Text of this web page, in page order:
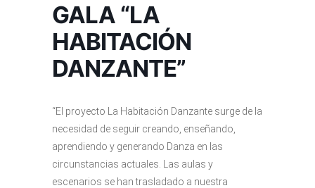
GALA “LA
HABITACIÓN
DANZANTE”
“El proyecto La Habitación Danzante surge de la
necesidad de seguir creando, enseñando,
aprendiendo y generando Danza en las
circunstancias actuales. Las aulas y
escenarios se han trasladado a nuestra